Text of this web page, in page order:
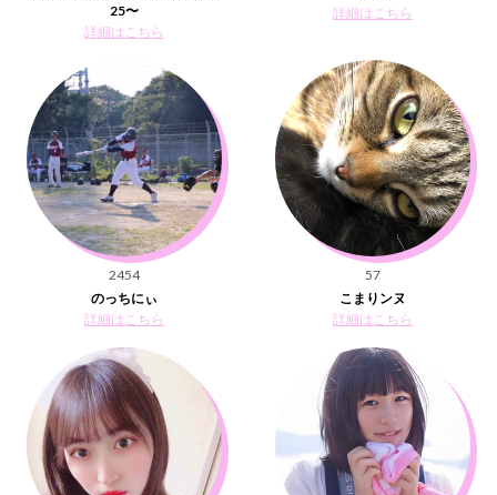
25〜
詳細はこちら
詳細はこちら
2454
のっちにぃ
詳細はこちら
57
こまりンヌ
詳細はこちら